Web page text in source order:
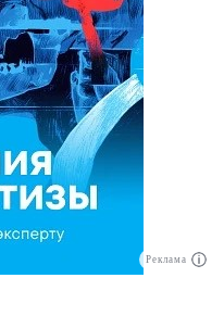
Реклама